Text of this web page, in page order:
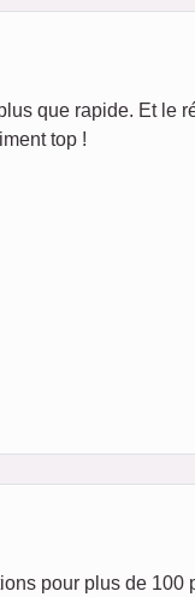
que rapide. Et le
top !
pour plus de